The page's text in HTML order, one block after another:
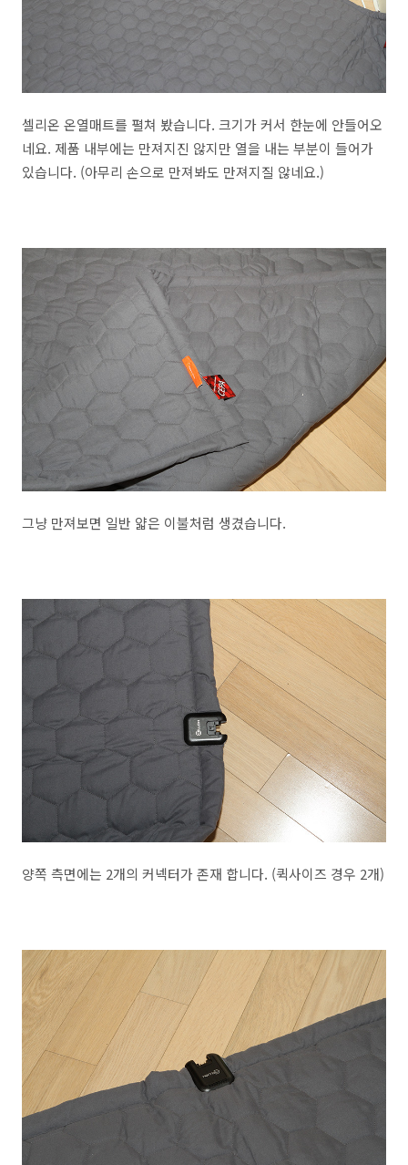
셀리온 온열매트를 펼쳐 봤습니다. 크기가 커서 한눈에 안들어오
네요. 제품 내부에는 만져지진 않지만 열을 내는 부분이 들어가
있습니다. (아무리 손으로 만져봐도 만져지질 않네요.)
그냥 만져보면 일반 얇은 이불처럼 생겼습니다.
양쪽 측면에는 2개의 커넥터가 존재 합니다. (퀵사이즈 경우 2개)